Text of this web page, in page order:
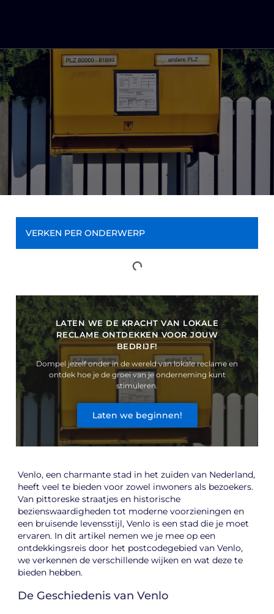
Venlo, een charmante stad in het zuiden van Nederland,
heeft veel te bieden voor zowel inwoners als bezoekers.
Van pittoreske straatjes en historische
bezienswaardigheden tot moderne voorzieningen en
een bruisende levensstijl, Venlo is een stad die je moet
ervaren. In dit artikel nemen we je mee op een
ontdekkingsreis door het postcodegebied van Venlo,
we verkennen de verschillende wijken en wat deze te
bieden hebben.
De Geschiedenis van Venlo
VERKEN PER ONDERWERP
LATEN WE DE KRACHT VAN LOKALE
RECLAME ONTDEKKEN VOOR JOUW
BEDRIJF!
Dompel jezelf onder in de wereld van lokale reclame en
ontdek hoe je de groei van je onderneming kunt
stimuleren.
Laten we beginnen!